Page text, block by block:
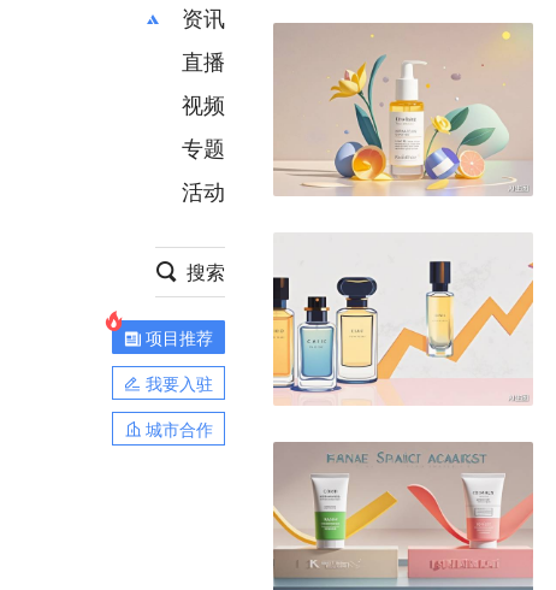
资讯
推荐
财经
项目推荐
安徽
直播
视频
专题
活动
搜索
项目推荐
我要入驻
城市合作